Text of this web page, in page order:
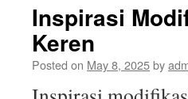
Inspirasi
Keren
Posted on May 8, 2025by